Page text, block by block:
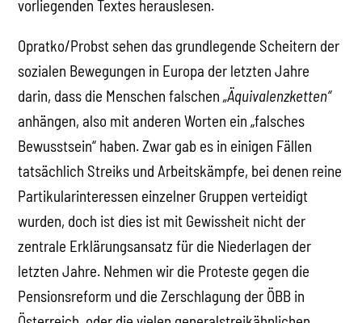
vorliegenden Textes herauslesen.
Opratko/Probst sehen das grundlegende Scheitern der
sozialen Bewegungen in Europa der letzten Jahre
darin, dass die Menschen falschen„Äquivalenzketten“
anhängen, also mit anderen Worten ein „falsches
Bewusstsein“ haben. Zwar gab es in einigen Fällen
tatsächlich Streiks und Arbeitskämpfe, bei denen reine
Partikularinteressen einzelner Gruppen verteidigt
wurden, doch ist dies ist mit Gewissheit nicht der
zentrale Erklärungsansatz für die Niederlagen der
letzten Jahre. Nehmen wir die Proteste gegen die
Pensionsreform und die Zerschlagung der ÖBB in